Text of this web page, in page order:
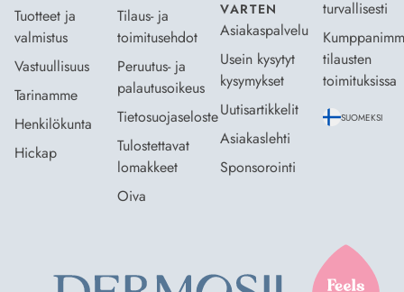
Tuotteet ja
valmistus
Vastuullisuus
Tarinamme
Henkilökunta
Hickap
Tilaus- ja
toimitusehdot
Peruutus- ja
palautusoikeus
Tietosuojaseloste
Tulostettavat
lomakkeet
Oiva
VARTEN
Asiakaspalvelu
Usein kysytyt
kysymykset
Uutisartikkelit
Asiakaslehti
Sponsorointi
turvallisesti
tilausten
toimituksissa
SUOMEKSI